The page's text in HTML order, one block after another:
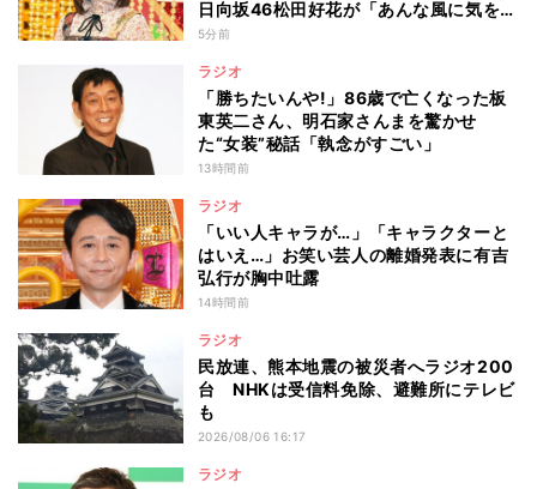
日向坂46松田好花が「あんな風に気を使
える人になりたい」と感動した“振る舞
5分前
ラジオ
「勝ちたいんや!」86歳で亡くなった板
東英二さん、明石家さんまを驚かせ
た“女装”秘話「執念がすごい」
13時間前
ラジオ
「いい人キャラが…」「キャラクターと
はいえ…」お笑い芸人の離婚発表に有吉
弘行が胸中吐露
14時間前
ラジオ
民放連、熊本地震の被災者へラジオ200
台 NHKは受信料免除、避難所にテレビ
も
2026/08/06 16:17
ラジオ